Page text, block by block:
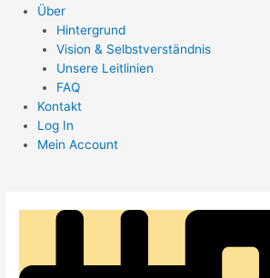
Über
Hintergrund
Vision & Selbstverständnis
Unsere Leitlinien
FAQ
Kontakt
Log In
Mein Account